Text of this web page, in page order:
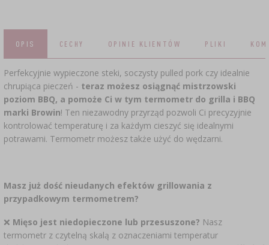
KULTURY BAKTERII
LITERATURA WĘDLINIARSTWO
AROMATY DYMU WĘDZARNICZEGO
BUTELKI ›
GĄSIORY ›
REGAŁY
LITERATURA
BADANIA WINA
ETYKIETY
BADANIA ALKOHOLU
LITERATURA
OPIS CECHY OPINIE KLIENTÓW PLIKI
Perfekcyjnie wypieczone steki, soczysty pulled pork czy idealnie
chrupiąca pieczeń - teraz możesz osiągnąć mistrzowski
poziom BBQ, a pomoże Ci w tym termometr do grilla i BBQ
marki Browin! Ten niezawodny przyrząd pozwoli Ci precyzyjnie
kontrolować temperaturę i za każdym cieszyć się idealnymi
potrawami. Termometr możesz także użyć do wędzarni.
Masz już dość nieudanych efektów grillowania z
przypadkowym termometrem?
❌ Mięso jest niedopieczone lub przesuszone? Nasz
termometr z czytelną skalą z oznaczeniami temperatur